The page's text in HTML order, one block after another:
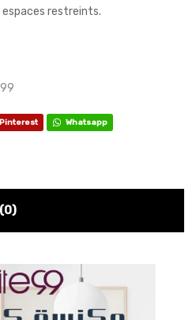
restreints.
Pinterest Whatsapp